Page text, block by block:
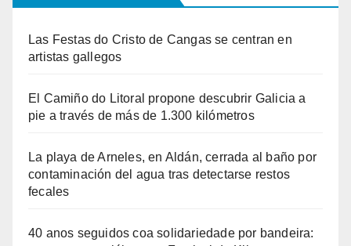
Las Festas do Cristo de Cangas se centran en
artistas gallegos
El Camiño do Litoral propone descubrir Galicia a
pie a través de más de 1.300 kilómetros
La playa de Arneles, en Aldán, cerrada al baño por
contaminación del agua tras detectarse restos
fecales
40 anos seguidos coa solidariedade por bandeira: